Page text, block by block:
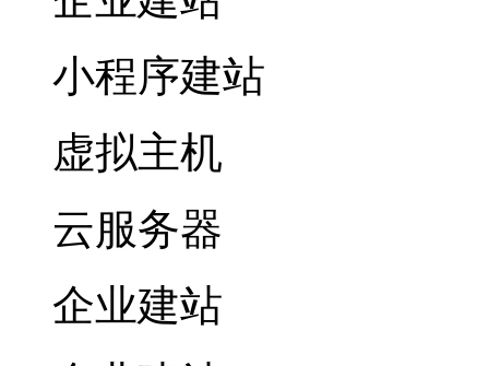
小程序建站
虚拟主机
云服务器
企业建站